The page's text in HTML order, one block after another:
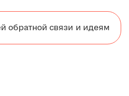
обратной связи и идеям